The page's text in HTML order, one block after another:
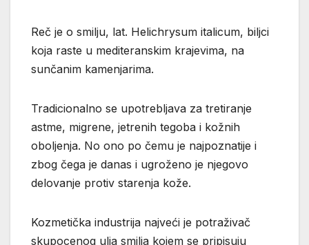
Reč je o smilju, lat. Helichrysum italicum, biljci
koja raste u mediteranskim krajevima, na
sunčanim kamenjarima.
Tradicionalno se upotrebljava za tretiranje
astme, migrene, jetrenih tegoba i kožnih
oboljenja. No ono po čemu je najpoznatije i
zbog čega je danas i ugroženo je njegovo
delovanje protiv starenja kože.
Kozmetička industrija najveći je potraživač
skupocenog ulja smilja kojem se pripisuju